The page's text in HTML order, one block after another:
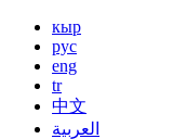
кыр
рус
eng
tr
中文
العربية